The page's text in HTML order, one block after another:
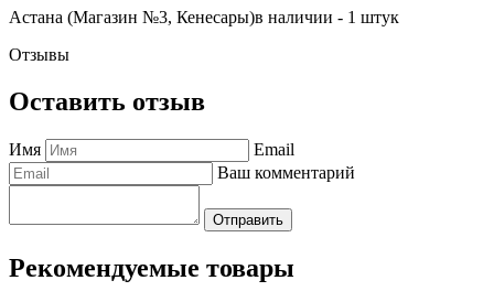
Астана (Магазин №3, Кенесары)в наличии - 1 штук
Отзывы
Оставить отзыв
Имя
Email
Ваш комментарий
Отправить
Рекомендуемые товары